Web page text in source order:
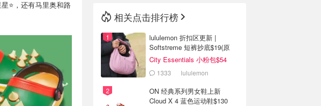
⭐，还有马里奥和路
相关点击排行榜
lululemon 折扣区更新 |
Softstreme 短裤抄底$19(原
$88)
City Essentials 小粉包$54
1333 lululemon
ON 经典系列男女鞋上新
Cloud X 4 蓝色运动鞋$130